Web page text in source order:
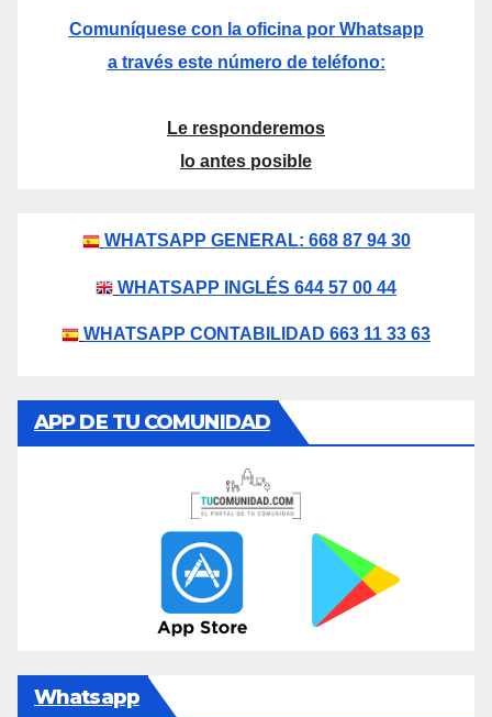
Comuníquese con la oficina por Whatsapp
a través este número de teléfono:
Le responderemos
lo antes posible
WHATSAPP GENERAL: 668 87 94 30
WHATSAPP INGLÉS 644 57 00 44
WHATSAPP CONTABILIDAD 663 11 33 63
APP DE TU COMUNIDAD
Whatsapp